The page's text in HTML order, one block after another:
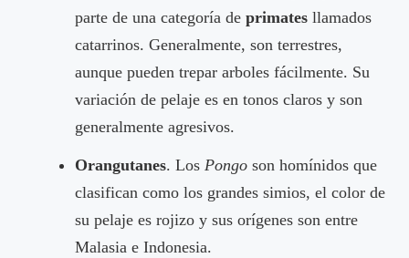
parte de una categoría deprimates llamados
catarrinos. Generalmente, son terrestres,
aunque pueden trepar arboles fácilmente. Su
variación de pelaje es en tonos claros y son
generalmente agresivos.
Orangutanes. LosPongo son homínidos que
clasifican como los grandes simios, el color de
su pelaje es rojizo y sus orígenes son entre
Malasia e Indonesia.